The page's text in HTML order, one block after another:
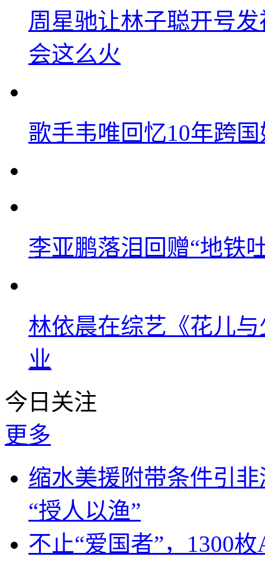
周星驰让林子聪开号
会这么火
歌手韦唯回忆10年跨
李亚鹏落泪回赠“地铁
林依晨在综艺《花儿
业
今日关注
更多
缩水美援附带条件引
“授人以渔”
不止“爱国者”，1300